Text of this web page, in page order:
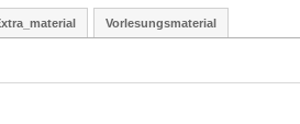
Vorlesungsmaterial